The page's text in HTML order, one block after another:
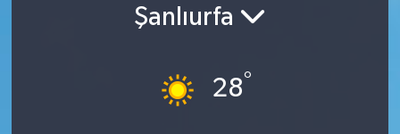
Şanlıurfa
28°